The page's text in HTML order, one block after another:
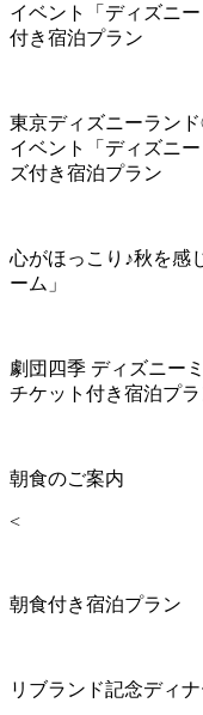
イベント「ディズニ
付き宿泊プラン
東京ディズニーラン
イベント「ディズニ
ズ付き宿泊プラン
心がほっこり♪秋を感
ーム」
劇団四季 ディズニー
チケット付き宿泊プラ
朝食のご案内
<
朝食付き宿泊プラン
リブランド記念ディ